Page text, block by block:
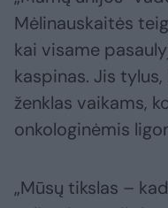
Mėlinauskaitės
kai visame
kaspinas. Jis
ženklas vaikams,
onkologinėmis
„Mūsų tikslas –